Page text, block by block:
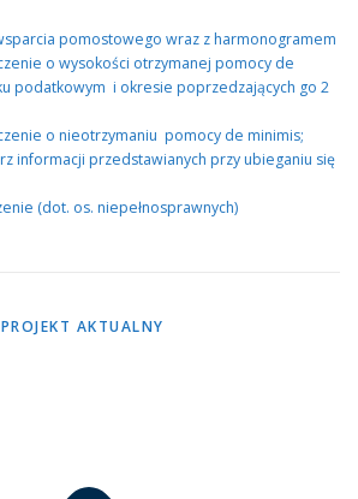
pomostowego wraz z harmonogramem
o wysokości otrzymanej pomocy de
podatkowym i okresie poprzedzających go 2
o nieotrzymaniu pomocy de minimis;
informacji przedstawianych przy ubieganiu się
(dot. os. niepełnosprawnych)
PROJEKT AKTUALNY